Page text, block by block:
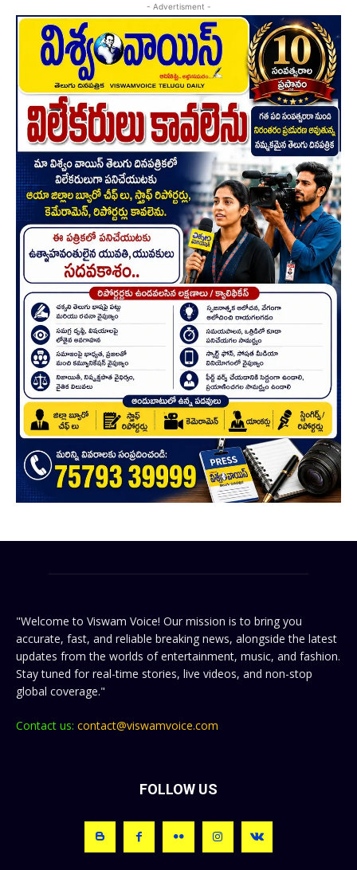
- Advertisment -
"Welcome to Viswam Voice! Our mission is to bring you
accurate, fast, and reliable breaking news, alongside the latest
updates from the worlds of entertainment, music, and fashion.
Stay tuned for real-time stories, live videos, and non-stop
global coverage."
Contact us: contact@viswamvoice.com
FOLLOW US